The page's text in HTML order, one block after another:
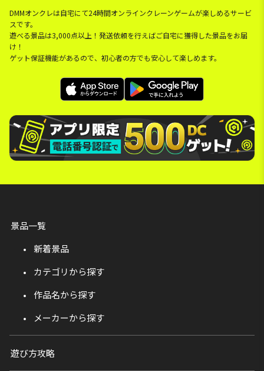
DMMオンクレは自宅にて24時間オンラインクレーンゲームが楽しめるサービ
スです。
遊べる景品は3,000点以上！発送依頼を行えばご自宅に獲得した景品をお届
け！
ゲット保証機能があるので、初心者の方でも安心して楽しめます。
景品一覧
新着景品
カテゴリから探す
作品名から探す
メーカーから探す
遊び方攻略